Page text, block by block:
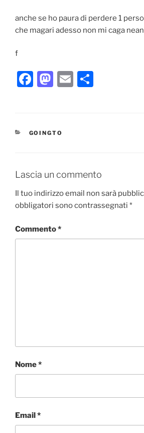
anche se ho paura di perdere 1
che magari adesso non mi caga
f
F
e
o
k
M
o
n
E
CATEGORIE
GOINGTO
Lascia un commento
Il tuo indirizzo email non sarà
obbligatori sono contrassegnati *
Commento*
Nome*
Email*